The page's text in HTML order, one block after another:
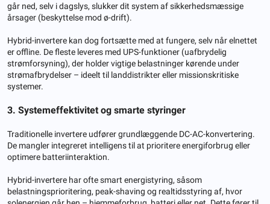
går ned, selv i dagslys, slukker dit system af sikkerhedsmæssige
årsager (beskyttelse mod ø-drift).
Hybrid-invertere kan dog fortsætte med at fungere, selv når elnettet
er offline. De fleste leveres med UPS-funktioner (uafbrydelig
strømforsyning), der holder vigtige belastninger kørende under
strømafbrydelser – ideelt til landdistrikter eller missionskritiske
systemer.
3. Systemeffektivitet og smarte styringer
Traditionelle invertere udfører grundlæggende DC-AC-konvertering.
De mangler integreret intelligens til at prioritere energiforbrug eller
optimere batteriinteraktion.
Hybrid-invertere har ofte smart energistyring, såsom
belastningsprioritering, peak-shaving og realtidsstyring af, hvor